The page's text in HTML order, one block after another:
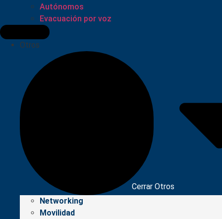
Autónomos
Evacuación por voz
Otros
Cerrar Otros
Networking
Movilidad